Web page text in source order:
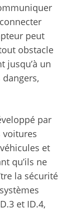
peut
obstacle
jusqu’à un
par
voitures
et
qu’ils ne
la sécurité
et ID.4,